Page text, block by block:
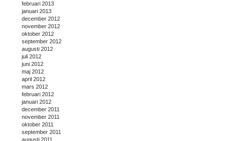
februari 2013
januari 2013
december 2012
november 2012
oktober 2012
september 2012
augusti 2012
juli 2012
juni 2012
maj 2012
april 2012
mars 2012
februari 2012
januari 2012
december 2011
november 2011
oktober 2011
september 2011
augusti 2011